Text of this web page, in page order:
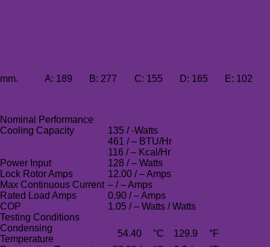
mm. A: 189 B: 277 C: 155 D: 165 E: 102
Nominal Performance
Cooling Capacity
135 / -Watts
461 / – BTU/Hr
116 / – Kcal/Hr
Power Input
128 / – Watts
Lock Rotor Amps
12.00 / – Amps
Max Continuous Current – / – Amps
Rated Load Amps
0.90 / – Amps
COP
1.05 / – Watts / Watts
Testing Conditions
Condensing
Temperature
54.40 °C 129.9
°F